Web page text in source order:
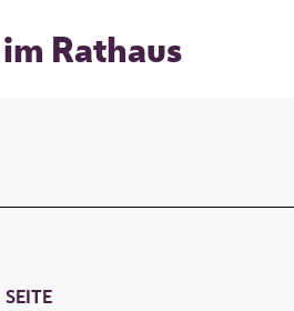
Rathaus
SEITE